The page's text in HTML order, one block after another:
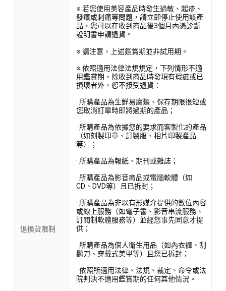
※ 若您使用美容產品時發生過敏、起疹、
發癢或刺痛等問題，請立即停止使用該產
品，您可以在收到商品後3個月內憑診斷
證明書申請退貨。
退換貨限制
※ 請注意，上述鑑賞期並非試用期。
※ 依照適用法律法規規定，下列情形不適
用鑑賞期，除收到商品時發現有瑕疵或已
損壞者外，恕不接受退貨：
· 所購產品為生鮮易腐類、保存期限很短或
您取消訂單時即將過期的產品；
· 所購產品為依據您的要求而客製化的產品
（如刻製印章、訂製服、相片印製產品
等）；
· 所購產品為報紙、期刊或雜誌；
· 所購產品為影音商品或電腦軟體（如
CD、DVD等）且已拆封；
· 所購產品為非以有形媒介提供的數位內容
或線上服務（如電子書、影音串流服務、
訂閱制軟體服務等）並經您事先同意才提
供；
· 所購產品為個人衛生用品（如內衣褲、刮
鬍刀、穿戴式美甲等）且您已拆封；
· 依照所適用法律、法規、裁定、命令或法
院判決不適用鑑賞期的任何其他情況。